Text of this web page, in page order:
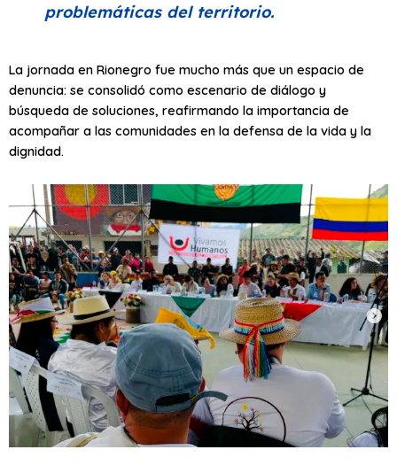
problemáticas del territorio.
La jornada en Rionegro fue mucho más que un espacio de
denuncia: se consolidó como escenario de diálogo y
búsqueda de soluciones, reafirmando la importancia de
acompañar a las comunidades en la defensa de la vida y la
dignidad.